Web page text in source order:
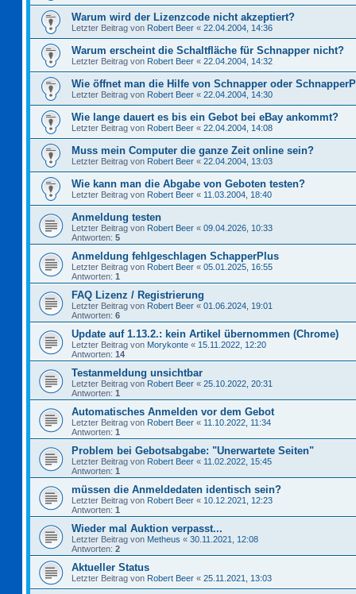
Warum wird der Lizenzcode nicht akzeptiert?
Letzter Beitrag von Robert Beer « 22.04.2004, 14:36
Warum erscheint die Schaltfläche für Schnapper nicht?
Letzter Beitrag von Robert Beer « 22.04.2004, 14:32
Wie öffnet man die Hilfe von Schnapper oder
Letzter Beitrag von Robert Beer « 22.04.2004, 14:30
Wie lange dauert es bis ein Gebot bei eBay ankommt?
Letzter Beitrag von Robert Beer « 22.04.2004, 14:08
Muss mein Computer die ganze Zeit online sein?
Letzter Beitrag von Robert Beer « 22.04.2004, 13:03
Wie kann man die Abgabe von Geboten testen?
Letzter Beitrag von Robert Beer « 11.03.2004, 18:40
Anmeldung testen
Letzter Beitrag von Robert Beer « 09.04.2026, 10:33
Antworten: 5
Anmeldung fehlgeschlagen SchapperPlus
Letzter Beitrag von Robert Beer « 05.01.2025, 16:55
Antworten: 1
FAQ Lizenz / Registrierung
Letzter Beitrag von Robert Beer « 01.06.2024, 19:01
Antworten: 6
Update auf 1.13.2.: kein Artikel übernommen (Chrome)
Letzter Beitrag von Morykonte « 15.11.2022, 12:20
Antworten: 14
Testanmeldung unsichtbar
Letzter Beitrag von Robert Beer « 25.10.2022, 20:31
Antworten: 1
Automatisches Anmelden vor dem Gebot
Letzter Beitrag von Robert Beer « 11.10.2022, 11:34
Antworten: 1
Problem bei Gebotsabgabe: "Unerwartete Seiten"
Letzter Beitrag von Robert Beer « 11.02.2022, 15:45
Antworten: 1
müssen die Anmeldedaten identisch sein?
Letzter Beitrag von Robert Beer « 10.12.2021, 12:23
Antworten: 1
Wieder mal Auktion verpasst...
Letzter Beitrag von Metheus « 30.11.2021, 12:08
Antworten: 2
Aktueller Status
Letzter Beitrag von Robert Beer « 25.11.2021, 13:03